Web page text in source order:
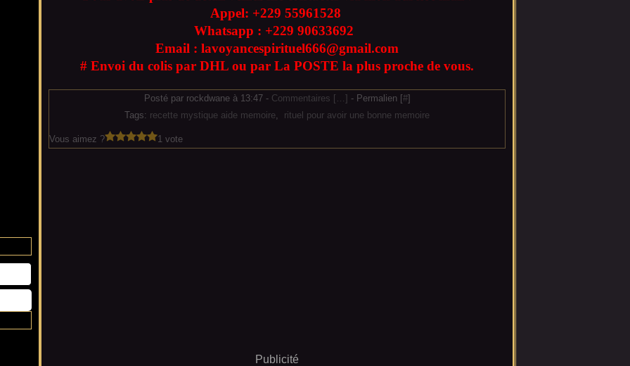
Appel: +229 55961528
Whatsapp : +229 90633692
Email : lavoyancespirituel666@gmail.com
# Envoi du colis par DHL ou par La POSTE la plus proche de vous.
Posté par rockdwane à 13:47 - Commentaires [ …] - Permalien [#]
Tags: recette mystique aide memoire, rituel pour avoir une bonne memoire
Vous aimez ? 1 vote
Publicité